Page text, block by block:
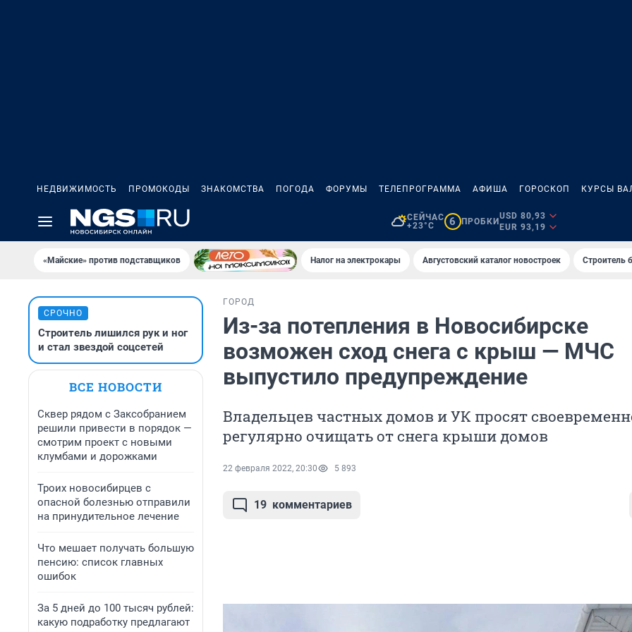
НЕДВИЖИМОСТЬ ПРОМОКОДЫ ЗНАКОМСТВА ПОГОДА ФОРУМЫ ТЕЛЕПРОГРАММА АФИША ГОРОСКОП КУРСЫ
СЕЙЧАС
+23°C
6 ПРОБКИ
USD 80,93
EUR 93,19
«Майские» против подставщиков Налог на электрокары Августовский каталог новостроек Строитель
СРОЧНО
Строитель лишился рук и ног
и стал звездой соцсетей
ВСЕ НОВОСТИ
Сквер рядом с Заксобранием
решили привести в порядок —
смотрим проект с новыми
клумбами и дорожками
Троих новосибирцев с
опасной болезнью отправили
на принудительное лечение
Что мешает получать большую
пенсию: список главных
ошибок
За 5 дней до 100 тысяч рублей:
какую подработку предлагают
ГОРОД
Из-за потепления в Новосибирске
возможен сход снега с крыш — МЧС
выпустило предупреждение
Владельцев частных домов и УК просят
регулярно очищать от снега крыши домов
22 февраля 2022, 20:30 5 893
19 комментариев